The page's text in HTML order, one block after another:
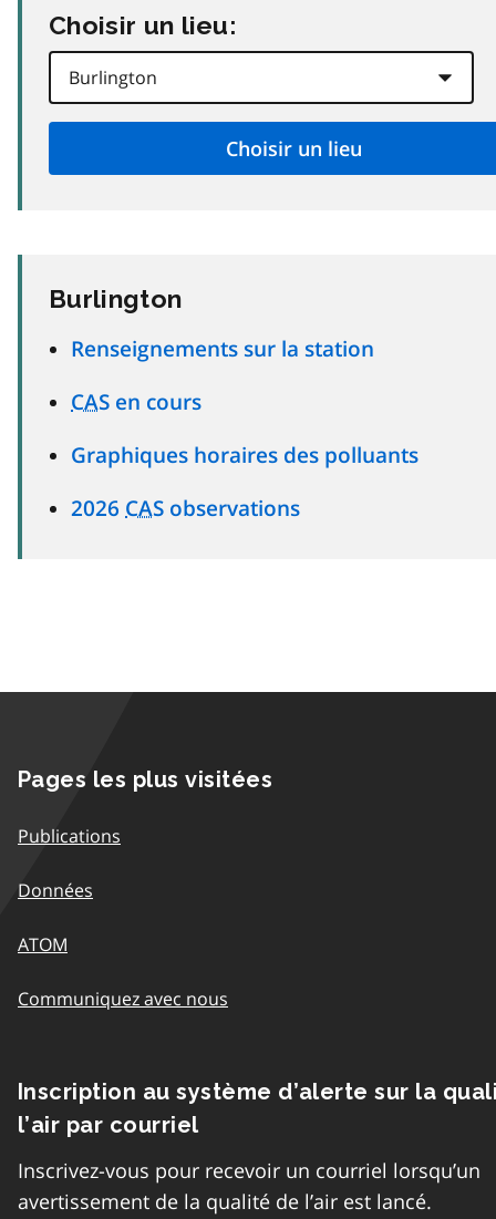
Choisir un lieu:
Burlington
Renseignements sur la station
CAS en cours
Graphiques horaires des polluants
2026 CAS observations
Pages les plus visitées
Publications
Données
ATOM
Communiquez avec nous
Inscription au système d’alerte sur la
l’air par courriel
Inscrivez-vous pour recevoir un courriel lorsqu’un
avertissement de la qualité de l’air est lancé.